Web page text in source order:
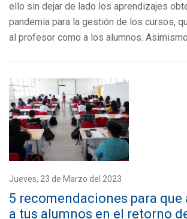
ello sin dejar de lado los aprendizajes
pandemia para la gestión de los cursos,
al profesor como a los alumnos.
Jueves, 23 de Marzo del 2023
5 recomendaciones para que
a tus alumnos en el retorno